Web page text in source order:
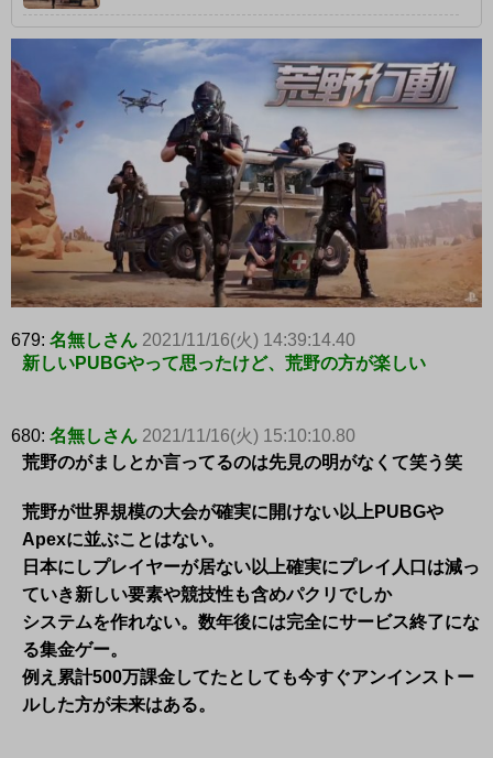
679: 名無しさん 2021/11/16(火) 14:39:14.40
新しいPUBGやって思ったけど、荒野の方が楽しい
680: 名無しさん 2021/11/16(火) 15:10:10.80
荒野のがましとか言ってるのは先見の明がなくて笑う笑
荒野が世界規模の大会が確実に開けない以上PUBGや
Apexに並ぶことはない。
日本にしプレイヤーが居ない以上確実にプレイ人口は減っ
ていき新しい要素や競技性も含めパクリでしか
システムを作れない。数年後には完全にサービス終了にな
る集金ゲー。
例え累計500万課金してたとしても今すぐアンインストー
ルした方が未来はある。